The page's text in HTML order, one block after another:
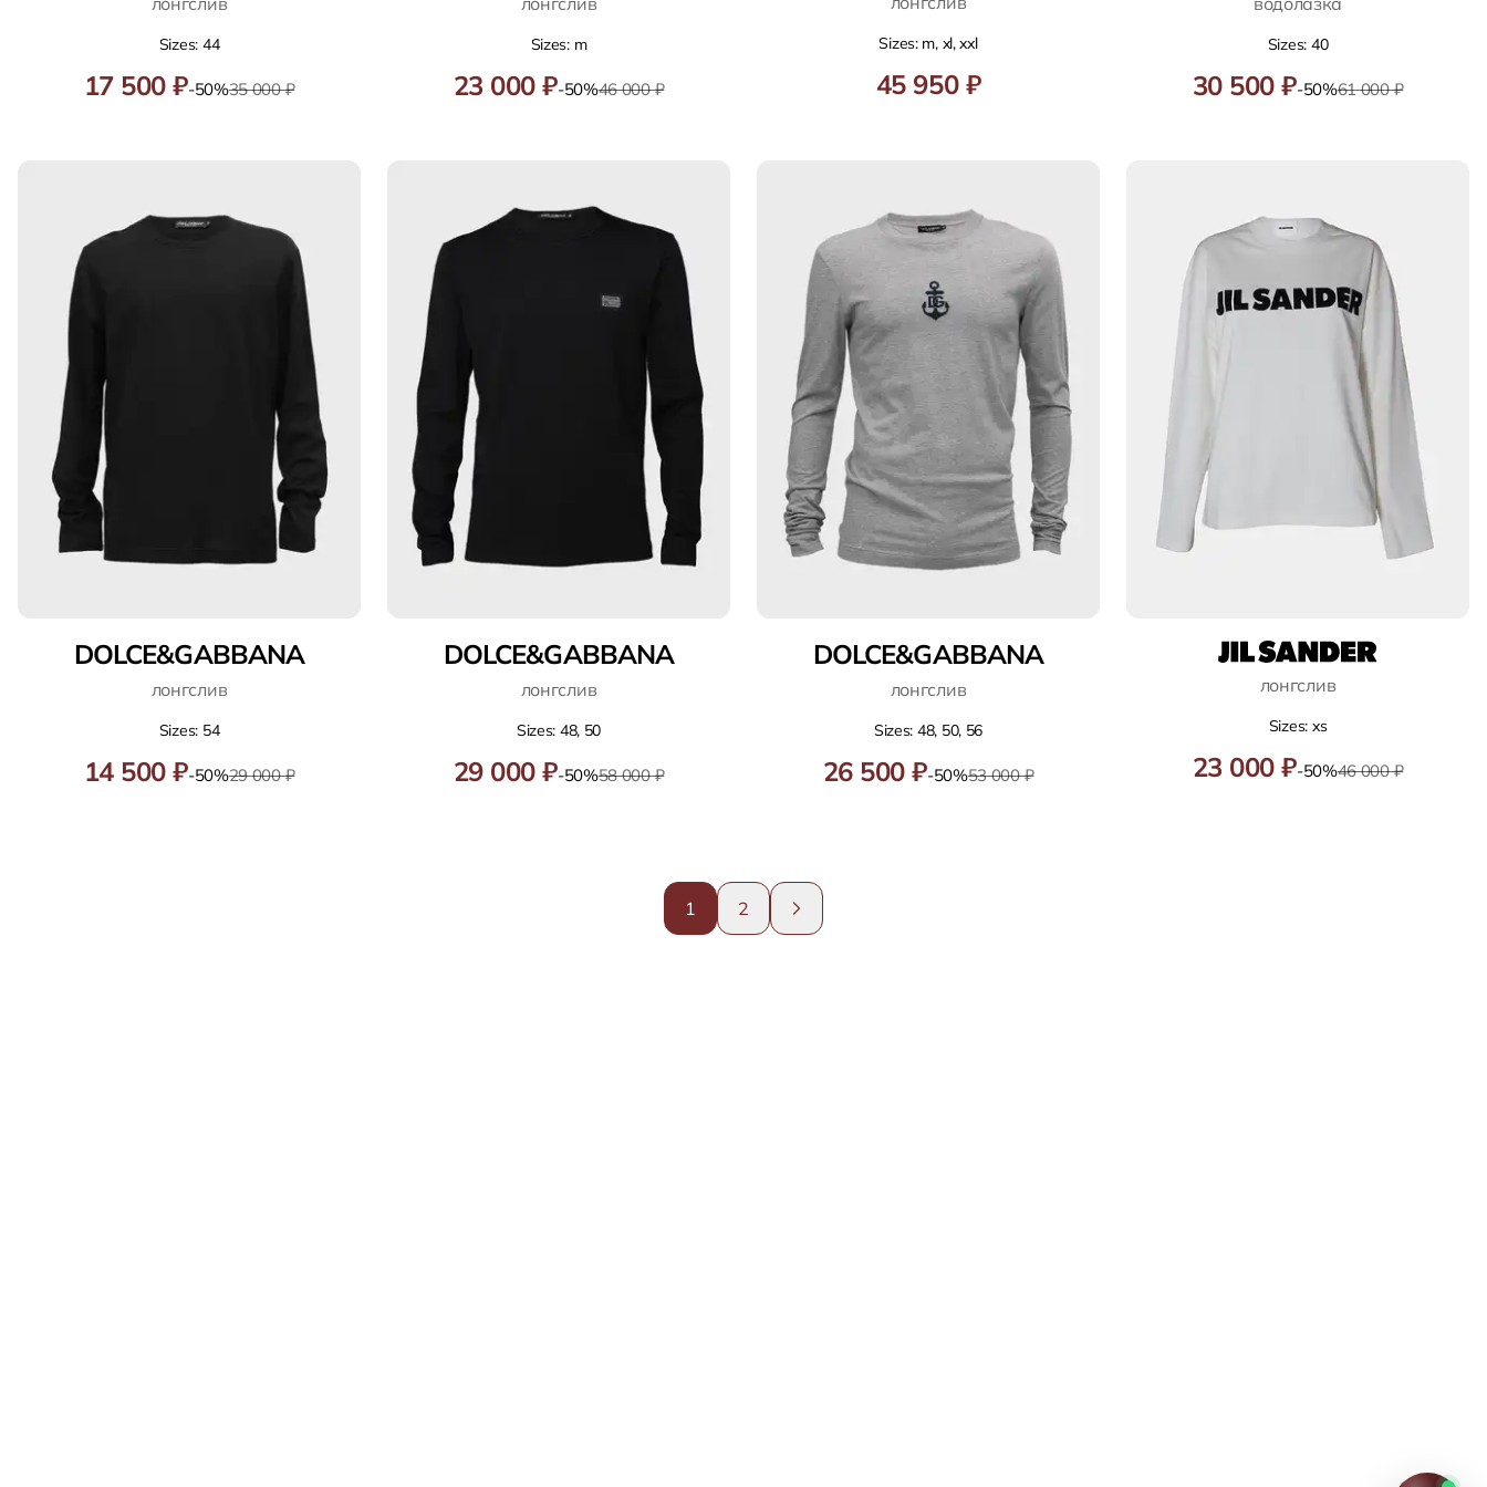
Sizes: 44
17 500 ₽-50%35 000 ₽
Sizes: m
23 000 ₽-50%46 000 ₽
Sizes: m, xl, xxl
45 950 ₽
Sizes: 40
30 500 ₽-50%61 000 ₽
DOLCE&GABBANA
лонгслив
Sizes: 54
14 500 ₽-50%29 000 ₽
DOLCE&GABBANA
лонгслив
Sizes: 48, 50
29 000 ₽-50%58 000 ₽
DOLCE&GABBANA
лонгслив
Sizes: 48, 50, 56
26 500 ₽-50%53 000 ₽
лонгслив
Sizes: xs
23 000 ₽-50%46 000 ₽
1 2